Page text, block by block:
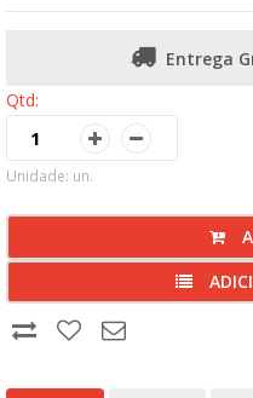
Entrega
Qtd:
Unidade: un.